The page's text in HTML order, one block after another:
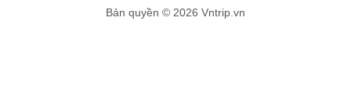
Bản quyền © 2026 Vntrip.vn